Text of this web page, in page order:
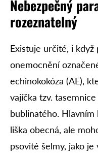
Nebezpečný
rozeznatelný
Existuje určité, i
onemocnění
echinokokóza (AE),
vajíčka tzv.
bublinatého.
liška obecná, ale
psovité šelmy, jako